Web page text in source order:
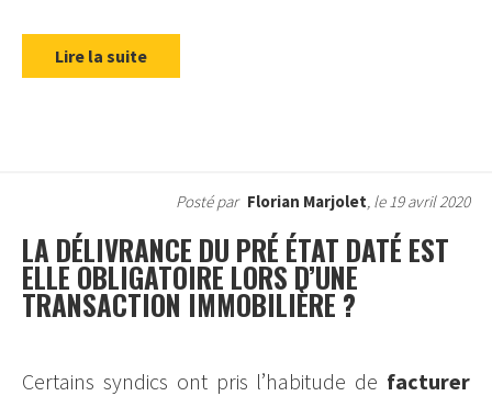
Lire la suite
Posté par Florian Marjolet, le 19 avril 2020
LA DÉLIVRANCE DU PRÉ ÉTAT DATÉ EST
ELLE OBLIGATOIRE LORS D’UNE
TRANSACTION IMMOBILIÈRE ?
Certains syndics ont pris l’habitude de facturer